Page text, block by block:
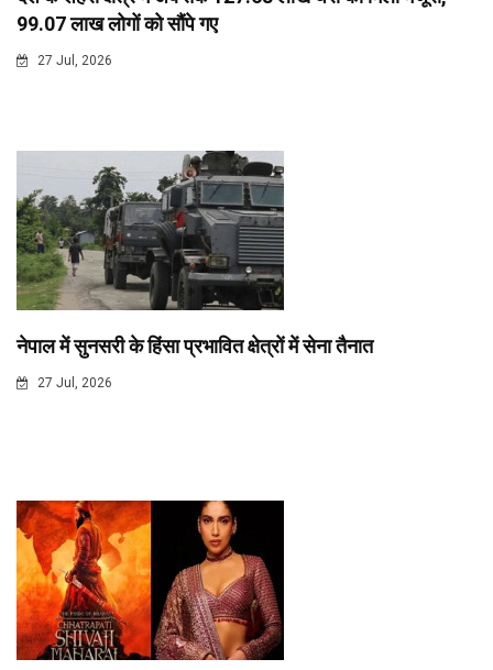
99.07 लाख लोगों को सौंपे गए
27 Jul, 2026
नेपाल में सुनसरी के हिंसा प्रभावित क्षेत्रों में सेना तैनात
27 Jul, 2026